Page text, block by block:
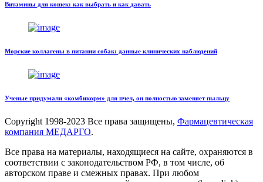
Витамины для кошек: как выбрать и как давать
Морские коллагены в питании собак: данные клинических наблюдений
Ученые придумали «комбикорм» для пчел, он полностью заменяет пыльцу
Copyright 1998-2023 Все права защищены, Фармацевтическая
компания МЕДАРГО.
Все права на материалы, находящиеся на сайте, охраняются в
соответствии с законодательством РФ, в том числе, об
авторском праве и смежных правах. При любом